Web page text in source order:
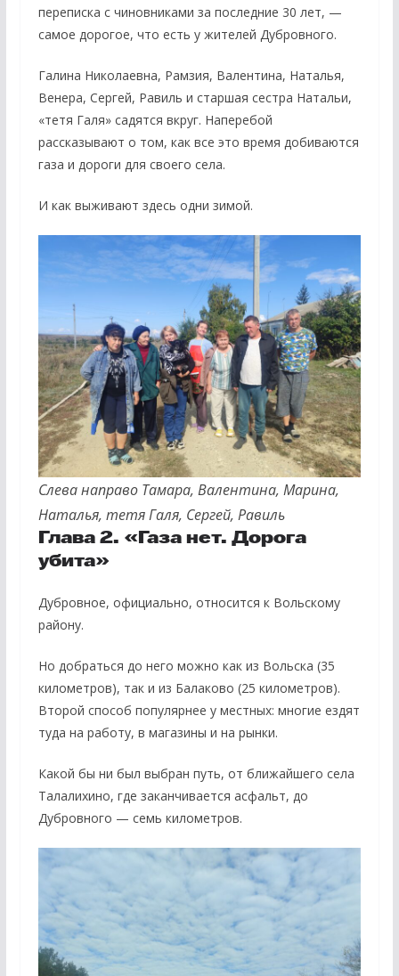
переписка с чиновниками за последние 30 лет, —
самое дорогое, что есть у жителей Дубровного.
Галина Николаевна, Рамзия, Валентина, Наталья,
Венера, Сергей, Равиль и старшая сестра Натальи,
«тетя Галя» садятся вкруг. Наперебой
рассказывают о том, как все это время добиваются
газа и дороги для своего села.
И как выживают здесь одни зимой.
Слева направо Тамара, Валентина, Марина,
Наталья, тетя Галя, Сергей, Равиль
Глава 2. «Газа нет. Дорога
убита»
Дубровное, официально, относится к Вольскому
району.
Но добраться до него можно как из Вольска (35
километров), так и из Балаково (25 километров).
Второй способ популярнее у местных: многие ездят
туда на работу, в магазины и на рынки.
Какой бы ни был выбран путь, от ближайшего села
Талалихино, где заканчивается асфальт, до
Дубровного — семь километров.